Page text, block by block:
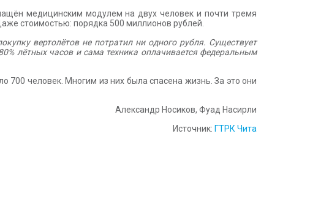
медицинским модулем на двух человек и почти тремя
стоимостью: порядка 500 миллионов рублей.
вертолётов не потратил ни одного рубля. Существует
лётных часов и сама техника оплачивается федеральным
700 человек. Многим из них была спасена жизнь. За это они
Александр Носиков, Фуад Насирли
Источник: ГТРК Чита